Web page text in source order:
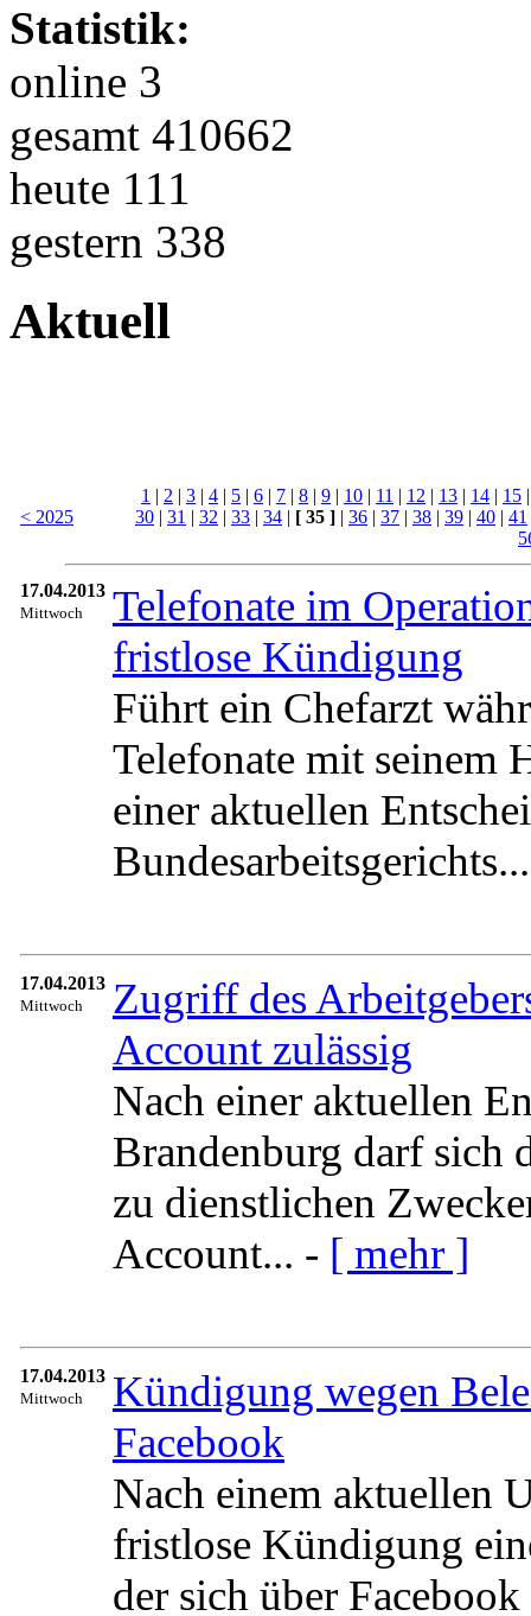
Statistik:
online 3
gesamt 410662
heute 111
gestern 338
Aktuell
< 2025
1 | 2 | 3 | 4 | 5 | 6 | 7 | 8 | 9 | 10 | 11 | 12 | 13 | 14 | 15
30 | 31 | 32 | 33 | 34 | [ 35 ] | 36 | 37 | 38 | 39 | 40 | 41
17.04.2013
Mittwoch
Telefonate im
fristlose Kündigung
Führt ein Chefarzt
Telefonate mit seinem
einer aktuellen
17.04.2013
Mittwoch
Zugriff des
Account zulässig
Nach einer aktuellen
Brandenburg darf sich
zu dienstlichen
Account... - [ mehr ]
17.04.2013
Mittwoch
Kündigung wegen
Facebook
Nach einem aktuellen
fristlose Kündigung
der sich über